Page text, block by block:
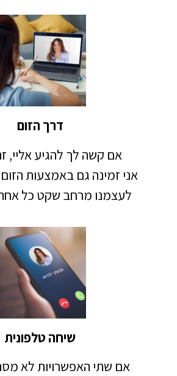
דרך הזום
אם קשה לך להגיע אליי,
אני זמינה גם באמצעות הזום,
לעצמנו מרחב שקט כל
שיחה טלפונית
אם שתי האפשרויות לא